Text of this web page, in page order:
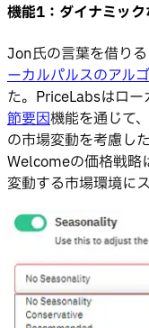
機能1：ダイナミッ
Jon氏の言葉を借り
ーカルパルスのアル
た。PriceLabsはロ
節要因機能を通じて
の市場変動を考慮し
Welcomeの価格戦略
変動する市場環境に